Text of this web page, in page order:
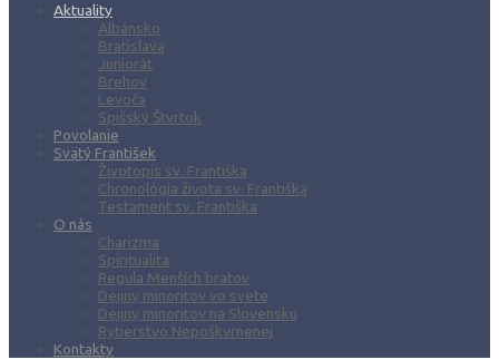
Aktuality
Albánsko
Bratislava
Juniorát
Brehov
Levoča
Spišský Štvrtok
Povolanie
Svätý František
Životopis sv. Františka
Chronológia života sv. Františka
Testament sv. Františka
O nás
Charizma
Spiritualita
Regula Menších bratov
Dejiny minoritov vo svete
Dejiny minoritov na Slovensku
Rytierstvo Nepoškvrnenej
Kontakty